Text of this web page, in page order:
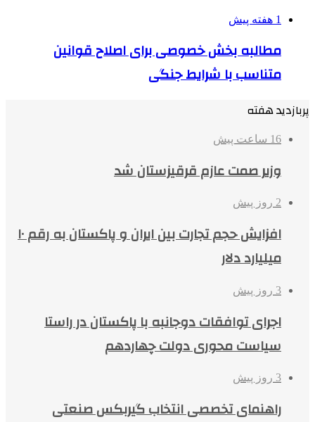
1 هفته پیش
مطالبه بخش خصوصی برای اصلاح قوانین
متناسب با شرایط جنگی
پربازدید هفته
16 ساعت پیش
وزیر صمت عازم قرقیزستان شد
2 روز پیش
افزایش حجم تجارت بین ایران و پاکستان به رقم ۱۰
میلیارد دلار
3 روز پیش
اجرای توافقات دوجانبه با پاکستان در راستا
سیاست محوری دولت چهاردهم
3 روز پیش
راهنمای تخصصی انتخاب گیربکس صنعتی